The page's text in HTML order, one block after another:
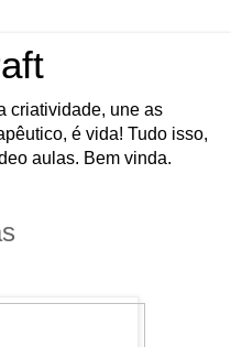
criatividade, une as
é vida! Tudo isso,
aulas. Bem vinda.